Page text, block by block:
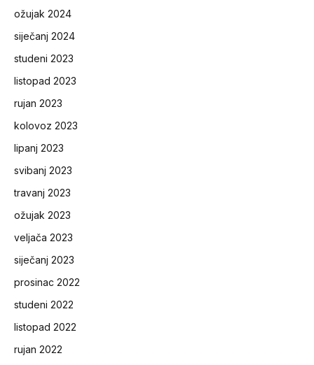
ožujak 2024
siječanj 2024
studeni 2023
listopad 2023
rujan 2023
kolovoz 2023
lipanj 2023
svibanj 2023
travanj 2023
ožujak 2023
veljača 2023
siječanj 2023
prosinac 2022
studeni 2022
listopad 2022
rujan 2022